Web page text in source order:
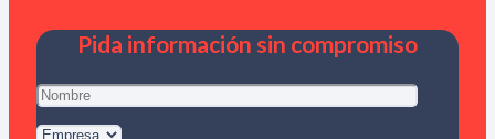
Pida información sin compromiso